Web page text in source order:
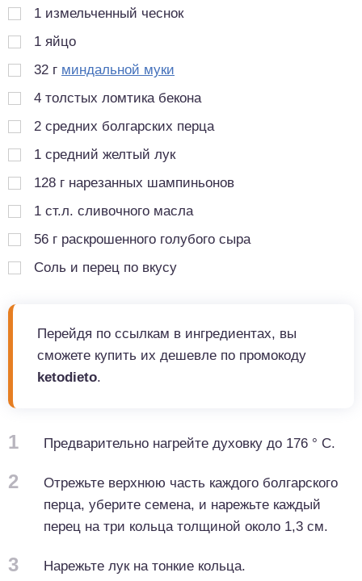
1 измельченный чеснок
1 яйцо
32 г миндальной муки
4 толстых ломтика бекона
2 средних болгарских перца
1 средний желтый лук
128 г нарезанных шампиньонов
1 ст.л. сливочного масла
56 г раскрошенного голубого сыра
Соль и перец по вкусу
Перейдя по ссылкам в ингредиентах, вы
сможете купить их дешевле по промокоду
ketodieto.
1 Предварительно нагрейте духовку до 176 ° C.
2
Отрежьте верхнюю часть каждого болгарского
перца, уберите семена, и нарежьте каждый
перец на три кольца толщиной около 1,3 см.
3 Нарежьте лук на тонкие кольца.